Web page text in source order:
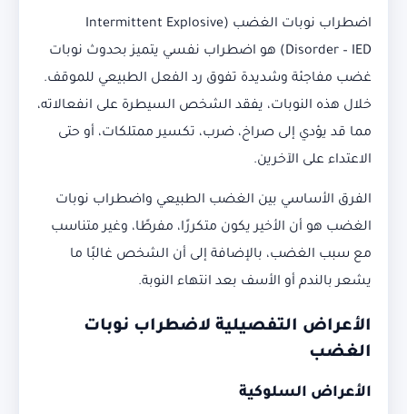
اضطراب نوبات الغضب (Intermittent Explosive
Disorder – IED) هو اضطراب نفسي يتميز بحدوث نوبات
غضب مفاجئة وشديدة تفوق رد الفعل الطبيعي للموقف.
خلال هذه النوبات، يفقد الشخص السيطرة على انفعالاته،
مما قد يؤدي إلى صراخ، ضرب، تكسير ممتلكات، أو حتى
الاعتداء على الآخرين.
الفرق الأساسي بين الغضب الطبيعي واضطراب نوبات
الغضب هو أن الأخير يكون متكررًا، مفرطًا، وغير متناسب
مع سبب الغضب، بالإضافة إلى أن الشخص غالبًا ما
يشعر بالندم أو الأسف بعد انتهاء النوبة.
الأعراض التفصيلية لاضطراب نوبات
الغضب
الأعراض السلوكية